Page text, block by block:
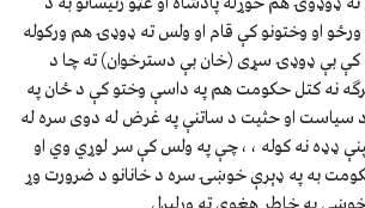
ورځو او وختونو كې قام او ولس ته ډوډۍ هم وركوله
كې بې ډوډۍ سړى (خان بې دسترخوان) ته چا د
نه كتل حكومت هم په داسې وختو كې د ځان په
د سياست او حثيت د ساتنې په غرض له دوى سره له
ډډه نه كوله ، ، چې په ولس كې سر لوړي وي او
به په ډېرې خوښۍ سره د خانانو د ضرورت وړ